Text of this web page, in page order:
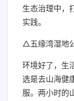
生态治理中，
实践。
△五缘湾湿地
环境好了，生
选是去山海健
服。两小时的